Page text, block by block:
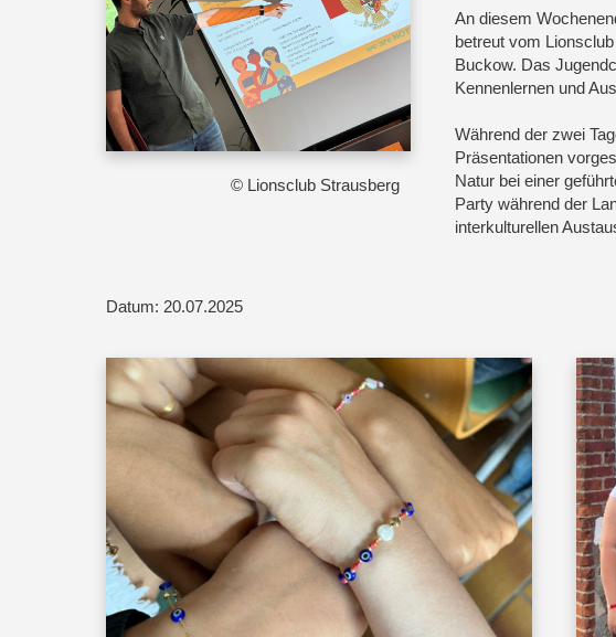
© Lionsclub Strausberg
An diesem
betreut vom
Buckow. Das
Kennenlernen und
Während der zwei
Präsentationen
Natur bei einer
Party während der
interkulturellen
Datum: 20.07.2025